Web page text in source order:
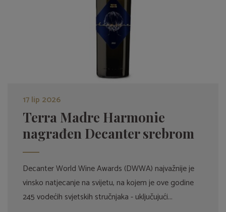
17 lip 2026
Terra Madre Harmonie
nagrađen Decanter srebrom
Decanter World Wine Awards (DWWA) najvažnije je
vinsko natjecanje na svijetu, na kojem je ove godine
245 vodećih svjetskih stručnjaka - uključujući...